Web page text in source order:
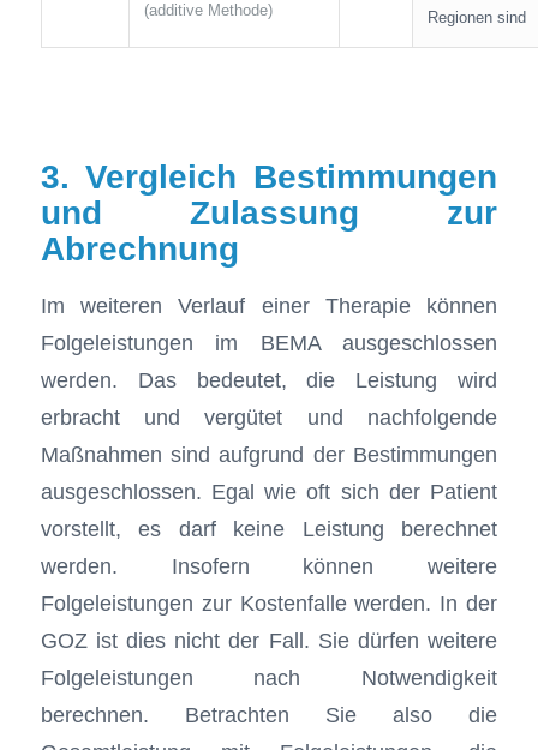
Regionen sind
(additive Methode)
3. Vergleich Bestimmungen
und Zulassung zur
Abrechnung
Im weiteren Verlauf einer Therapie können
Folgeleistungen im BEMA ausgeschlossen
werden. Das bedeutet, die Leistung wird
erbracht und vergütet und nachfolgende
Maßnahmen sind aufgrund der Bestimmungen
ausgeschlossen. Egal wie oft sich der Patient
vorstellt, es darf keine Leistung berechnet
werden. Insofern können weitere
Folgeleistungen zur Kostenfalle werden. In der
GOZ ist dies nicht der Fall. Sie dürfen weitere
Folgeleistungen nach Notwendigkeit
berechnen. Betrachten Sie also die